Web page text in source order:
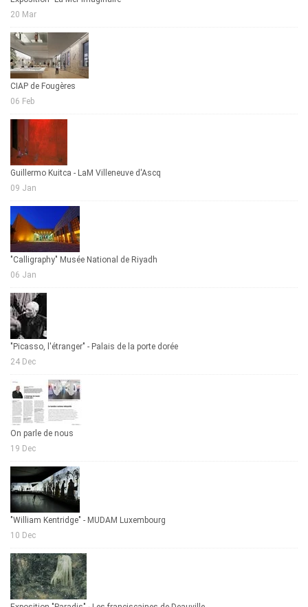
20 Mar
CIAP de Fougères
06 Feb
Guillermo Kuitca - LaM Villeneuve d'Ascq
09 Jan
"Calligraphy" Musée National de Riyadh
06 Jan
"Picasso, l'étranger" - Palais de la porte dorée
24 Dec
On parle de nous
19 Dec
"William Kentridge" - MUDAM Luxembourg
10 Dec